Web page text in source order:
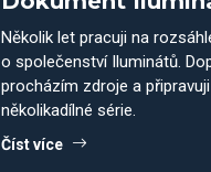
Několik let pracuji na
o společenství Iluminátů.
procházím zdroje a
několikadílné série.
Číst více